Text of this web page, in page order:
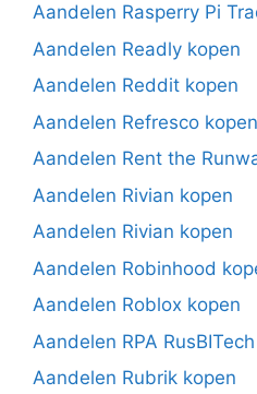
Aandelen Rasperry Pi
Aandelen Readly kopen
Aandelen Reddit kopen
Aandelen Refresco kopen
Aandelen Rent the
Aandelen Rivian kopen
Aandelen Rivian kopen
Aandelen Robinhood
Aandelen Roblox kopen
Aandelen RPA
Aandelen Rubrik kopen